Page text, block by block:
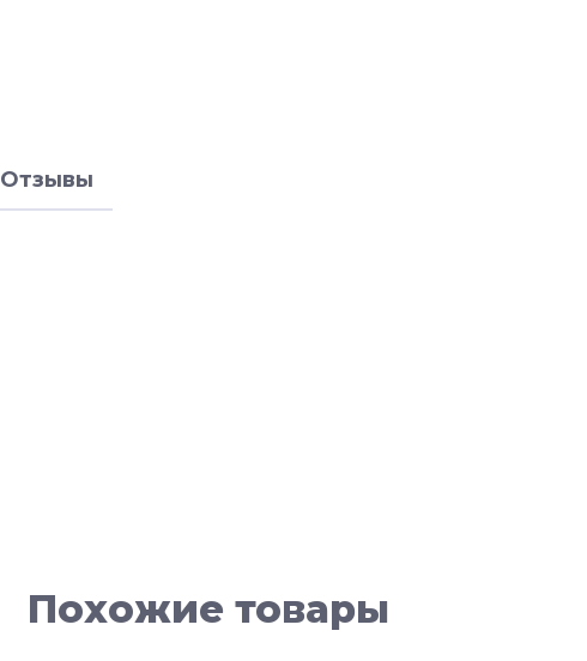
Отзывы
Похожие товары